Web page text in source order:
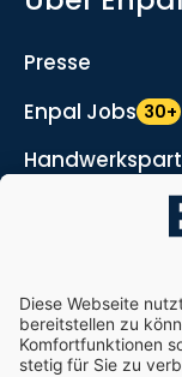
Presse
Enpal Jobs 30+
Marketing-
Enpal.pro
Enpal